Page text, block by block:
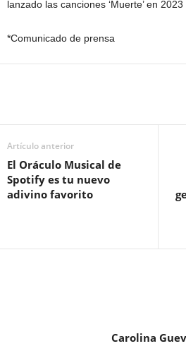
lanzado las canciones ‘Muerte’ en 2023
*Comunicado de prensa
Artículo anterior
El Oráculo Musical de
Spotify es tu nuevo
adivino favorito
Carolina